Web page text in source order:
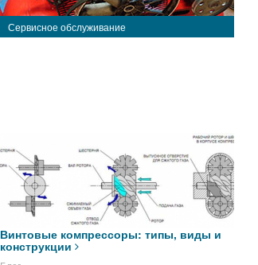
Сервисное обслуживание
Винтовые компрессоры: типы, виды и
конструкции